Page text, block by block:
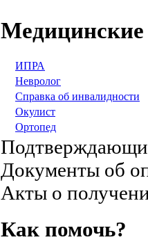
ИПРА
Невролог
Справка об инвалидности
Окулист
Ортопед
Документы об
Акты о
Как помочь?